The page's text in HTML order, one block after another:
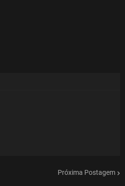
Próxima Postagem